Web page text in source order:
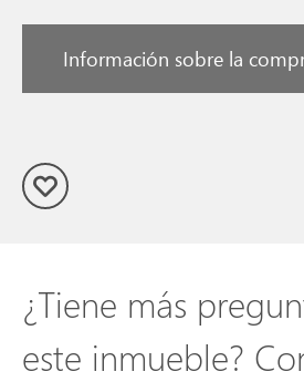
Información sobre la
¿Tiene más
este inmueble?